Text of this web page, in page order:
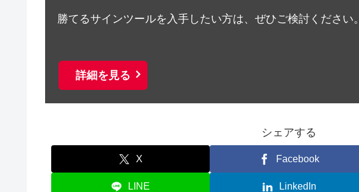
勝てるサインツールを入手したい方は、ぜひご検討ください。
詳細を見る
シェアする
X Facebook
LINE LinkedIn